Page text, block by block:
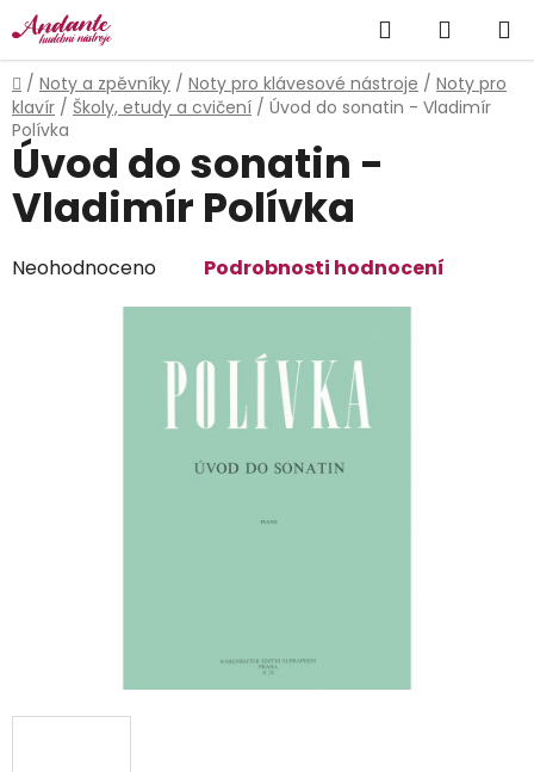
Přejít
na
obsah
Hledat
KOŠÍK
Domů
/ Noty a zpěvníky / Noty pro klávesové nástroje / Noty pro
klavír / Školy, etudy a cvičení / Úvod do sonatin - Vladimír
Polívka
Úvod do sonatin -
Vladimír Polívka
Průměrné
Neohodnoceno Podrobnosti hodnocení